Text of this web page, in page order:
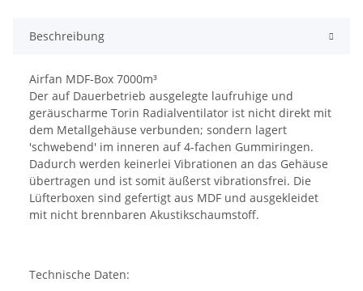
Beschreibung
Airfan MDF-Box 7000m³
Der auf Dauerbetrieb ausgelegte laufruhige und
geräuscharme Torin Radialventilator ist nicht direkt mit
dem Metallgehäuse verbunden; sondern lagert
'schwebend' im inneren auf 4-fachen Gummiringen.
Dadurch werden keinerlei Vibrationen an das Gehäuse
übertragen und ist somit äußerst vibrationsfrei. Die
Lüfterboxen sind gefertigt aus MDF und ausgekleidet
mit nicht brennbaren Akustikschaumstoff.
Technische Daten: